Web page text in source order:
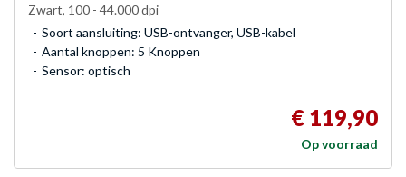
Zwart, 100 - 44.000 dpi
Soort aansluiting: USB-ontvanger, USB-kabel
Aantal knoppen: 5 Knoppen
Sensor: optisch
€ 119,90
Op voorraad